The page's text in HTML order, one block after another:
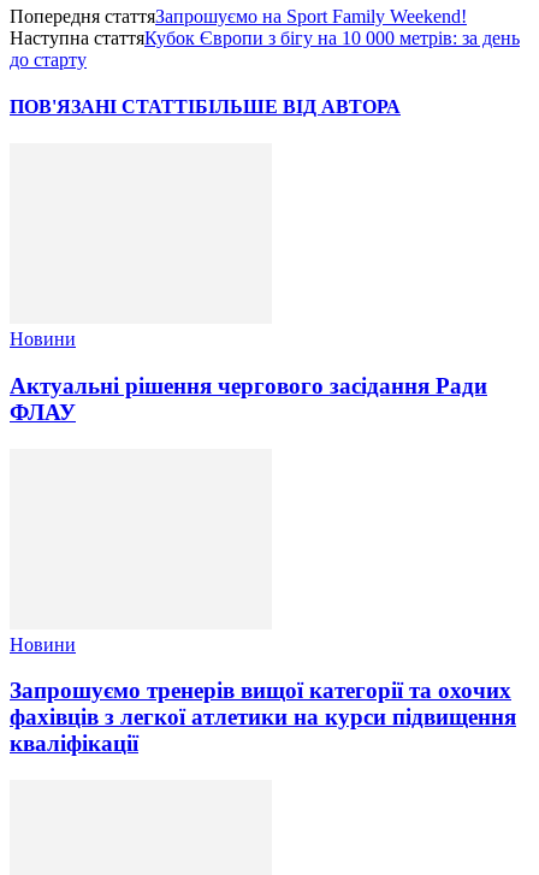
Попередня статтяЗапрошуємо на Sport Family Weekend!
Наступна статтяКубок Європи з бігу на 10 000 метрів: за день
до старту
ПОВ'ЯЗАНІ СТАТТІБІЛЬШЕ ВІД АВТОРА
Новини
Актуальні рішення чергового засідання Ради
ФЛАУ
Новини
Запрошуємо тренерів вищої категорії та охочих
фахівців з легкої атлетики на курси підвищення
кваліфікації